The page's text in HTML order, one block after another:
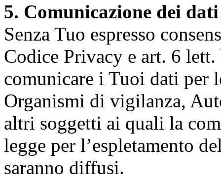
5. Comunicazione dei dati
Senza Tuo espresso
Codice Privacy e art. 6
comunicare i Tuoi dati per
Organismi di vigilanza,
altri soggetti ai quali la
legge per l’espletamento
saranno diffusi.